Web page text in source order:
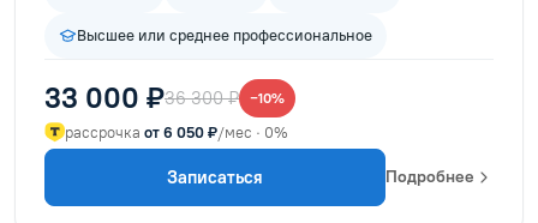
Высшее или среднее профессиональное
33 000 ₽36 300 ₽ −10%
рассрочка от 6 050 ₽/мес · 0%
Записаться Подробнее